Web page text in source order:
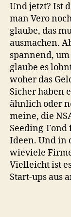
Und jetzt? Ist
man Vero
glaube, das
ausmachen.
spannend,
glaube es
woher das
Sicher haben
ähnlich oder
meine, die
Seeding-
Ideen. Und in
wieviele
Vielleicht ist
Start-ups aus